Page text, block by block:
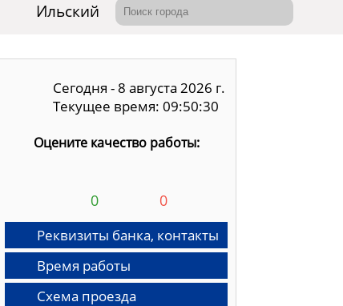
Ильский
Сегодня - 8 августа 2026 г.
Текущее время: 09:50:31
Оцените качество работы:
0 0
Реквизиты банка, контакты
Время работы
Схема проезда